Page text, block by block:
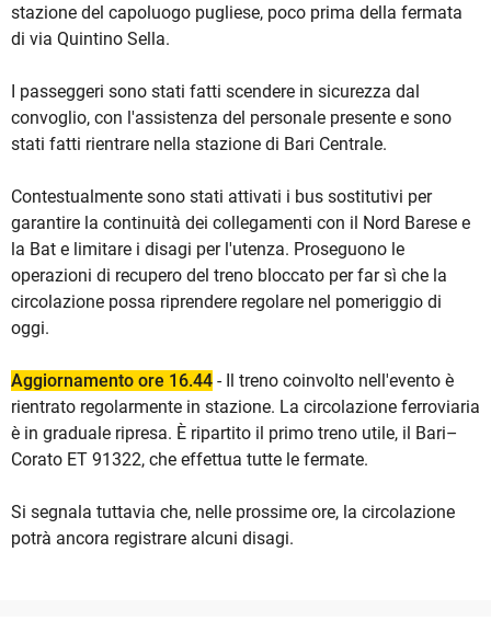
stazione del capoluogo pugliese, poco prima della fermata
di via Quintino Sella.
I passeggeri sono stati fatti scendere in sicurezza dal
convoglio, con l'assistenza del personale presente e sono
stati fatti rientrare nella stazione di Bari Centrale.
Contestualmente sono stati attivati i bus sostitutivi per
garantire la continuità dei collegamenti con il Nord Barese e
la Bat e limitare i disagi per l'utenza. Proseguono le
operazioni di recupero del treno bloccato per far sì che la
circolazione possa riprendere regolare nel pomeriggio di
oggi.
Aggiornamento ore 16.44 - Il treno coinvolto nell'evento è
rientrato regolarmente in stazione. La circolazione ferroviaria
è in graduale ripresa. È ripartito il primo treno utile, il Bari–
Corato ET 91322, che effettua tutte le fermate.
Si segnala tuttavia che, nelle prossime ore, la circolazione
potrà ancora registrare alcuni disagi.